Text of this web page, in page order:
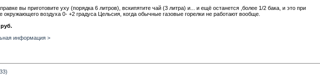
вы приготовите уху (порядка 6 литров), вскипятите чай (3 литра) и... и ещё останется ,более 1/2 бака, и это при
окружающего воздуха 0- +2 градуса Цельсия, когда обычные газовые горелки не работают вообще.
руб.
информация >